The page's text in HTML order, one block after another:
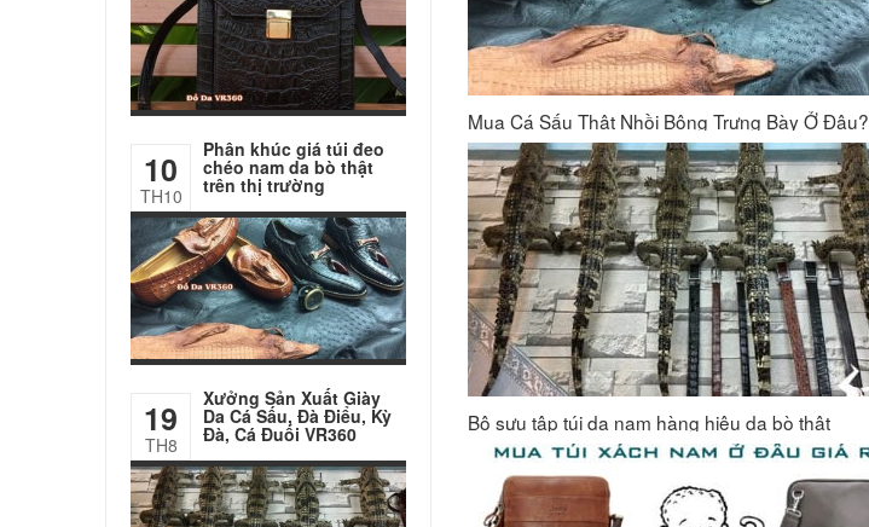
10
TH10
Phân khúc giá túi đeo
chéo nam da bò thật
trên thị trường
19
TH8
Xưởng Sản Xuất Giày
Da Cá Sấu, Đà Điểu, Kỳ
Đà, Cá Đuối VR360
Mua Cá Sấu Thật Nhồi Bông Trưng Bày Ở Đâu?
Bộ sưu tập túi da nam hàng hiệu da bò thật